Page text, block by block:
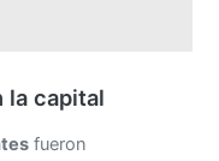
la capital
fueron